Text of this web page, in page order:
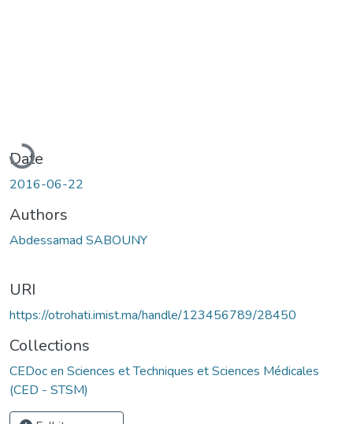
Loading...
Date
2016-06-22
Authors
Abdessamad SABOUNY
URI
https://otrohati.imist.ma/handle/123456789/28450
Collections
CEDoc en Sciences et Techniques et Sciences Médicales
(CED - STSM)